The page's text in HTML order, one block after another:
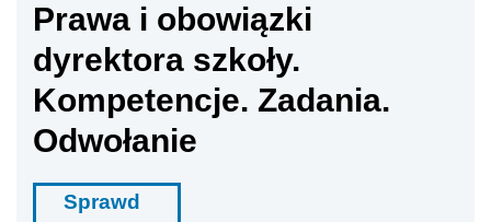
Prawa i obowiązki
dyrektora szkoły.
Kompetencje. Zadania.
Odwołanie
Sprawd